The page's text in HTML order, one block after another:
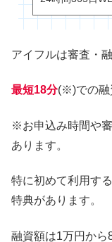
アイフルは審査・
最短18分(※)での融
※お申込み時間や
あります。
特に初めて利用す
特典があります。
融資額は1万円から